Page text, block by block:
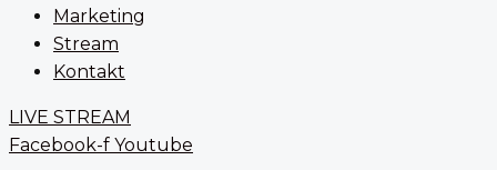
Marketing
Stream
Kontakt
LIVE STREAM
Facebook-f Youtube